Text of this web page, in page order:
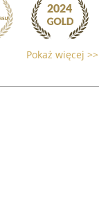
Pokaż więcej >>